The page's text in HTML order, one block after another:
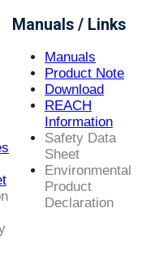
Manuals / Links
Manuals
Product Note
Download
REACH
Information
Safety Data
Sheet
Environmental
Product
Declaration